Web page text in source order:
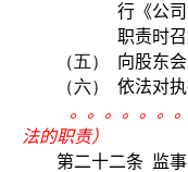
行《公
职责时
（五） 向股东
（六）
依法对
。。。。。。
法的职责）
第二十二条
监